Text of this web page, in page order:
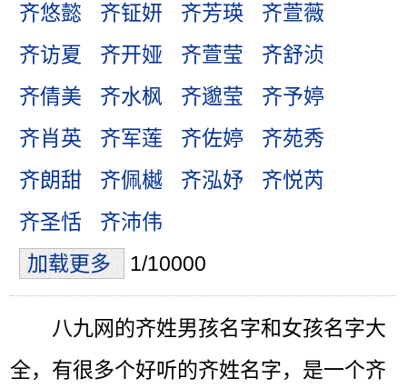
齐悠懿
齐钲妍 齐芳瑛
齐萱薇
齐访夏
齐开娅 齐萱莹
齐舒浈
齐倩美
齐水枫 齐邈莹
齐予婷
齐肖英
齐军莲 齐佐婷
齐苑秀
齐朗甜
齐佩樾 齐泓妤
齐悦芮
齐圣恬
齐沛伟
加载更多
1/10000
八九网的齐姓男孩名字和女孩名字大
全，有很多个好听的齐姓名字，是一个齐